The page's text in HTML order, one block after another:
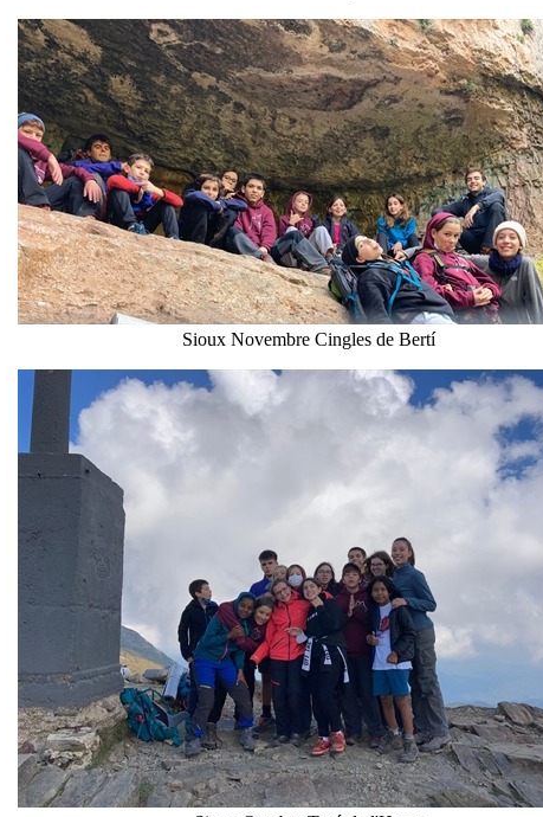
Sioux Novembre Cingles de Bertí